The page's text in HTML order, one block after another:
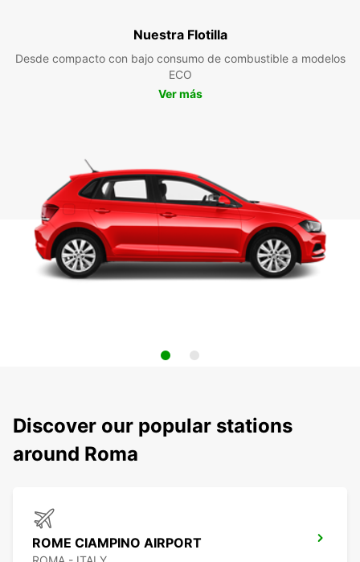
Nuestra Flotilla
Desde compacto con bajo consumo de combustible a modelos
ECO
Ver más
Discover our popular stations
around Roma
ROME CIAMPINO AIRPORT